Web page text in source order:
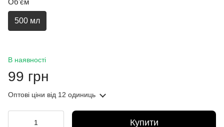
Обʼєм
500 мл
В наявності
99 грн
Оптові ціни від 12 одиниць
Купити